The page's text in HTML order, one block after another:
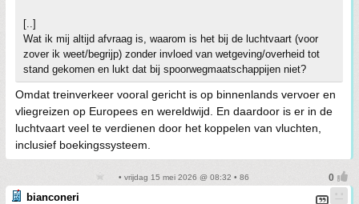
[..]
Wat ik mij altijd afvraag is, waarom is het bij de luchtvaart (voor
zover ik weet/begrijp) zonder invloed van wetgeving/overheid tot
stand gekomen en lukt dat bij spoorwegmaatschappijen niet?
Omdat treinverkeer vooral gericht is op binnenlands vervoer en
vliegreizen op Europees en wereldwijd. En daardoor is er in de
luchtvaart veel te verdienen door het koppelen van vluchten,
inclusief boekingssysteem.
• vrijdag 15 mei 2026 @ 08:32 • 86
bianconeri